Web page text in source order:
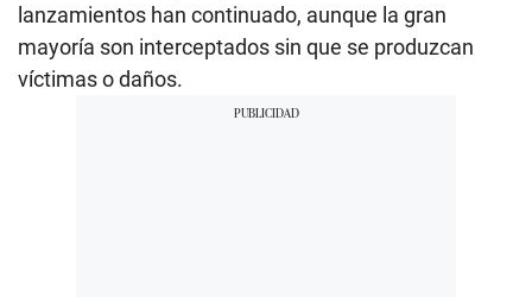
lanzamientos han continuado, aunque la gran
mayoría son interceptados sin que se produzcan
víctimas o daños.